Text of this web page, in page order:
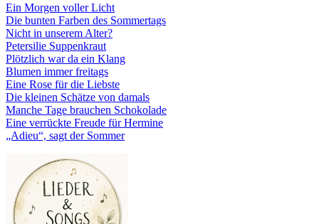
Ein Morgen voller Licht
Die bunten Farben des Sommertags
Nicht in unserem Alter?
Petersilie Suppenkraut
Plötzlich war da ein Klang
Blumen immer freitags
Eine Rose für die Liebste
Die kleinen Schätze von damals
Manche Tage brauchen Schokolade
Eine verrückte Freude für Hermine
„Adieu“, sagt der Sommer